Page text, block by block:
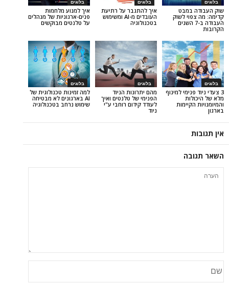
בלוגים
איך למנוע מלחמות
פנים-ארגוניות של מנהלים
על טלנטים מבוקשים
בלוגים
איך להתגבר על רתיעת
העובדים מ-AI ומשימוש
בטכנולוגיה
לשוק
7 השנים
בלוגים
למה זמינות טכנולוגית של
AI בארגונים לא מבטיחה
שימוש נרחב בטכנולוגיה
בלוגים
מהם יתרונות הניוד
הפנימי של טלנטים ואיך
לעודד קידום רוחבי ע"י
ניוד
למינוף